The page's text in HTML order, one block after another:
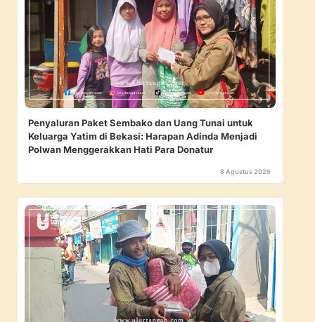
Penyaluran Paket Sembako dan Uang Tunai untuk
Keluarga Yatim di Bekasi: Harapan Adinda Menjadi
Polwan Menggerakkan Hati Para Donatur
8 Agustus 2026